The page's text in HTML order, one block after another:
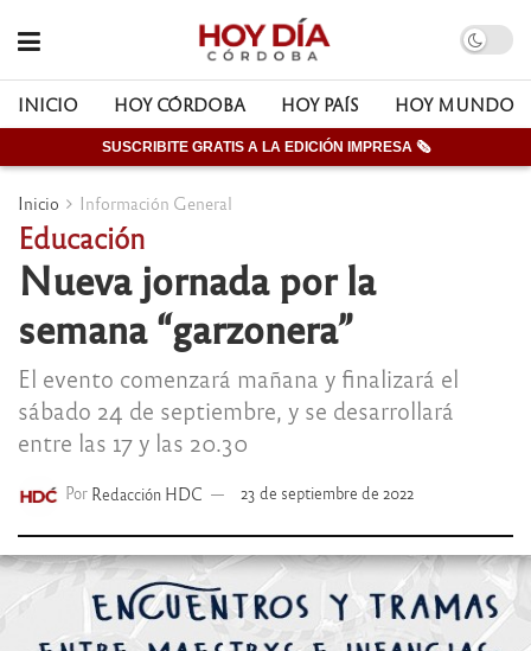
INICIO HOY CÓRDOBA HOY PAÍS HOY MUNDO
SUSCRIBITE GRATIS A LA EDICIÓN IMPRESA 🗞
Inicio Información General
Educación
Nueva jornada por la
semana “garzonera”
El evento comenzará mañana y finalizará el
sábado 24 de septiembre, y se desarrollará
entre las 17 y las 20.30
Por Redacción HDC 23 de septiembre de 2022